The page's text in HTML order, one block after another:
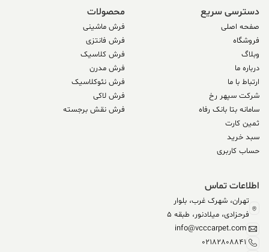
دسترسی سریع
صفحه اصلی
فروشگاه
وبلاگ
درباره ما
ارتباط با ما
شرکت سپهر رخ
سامانه بتا بانک رفاه
ثمین کارت
سبد خرید
حساب کاربری
محصولات
فرش ماشینی
فرش فانتزی
فرش کلاسیک
فرش مدرن
فرش نئوکلاسیک
فرش لاکی
فرش نقش برجسته
اطلاعات تماس
تهران، شهرک غرب، بلوار
فرحزادی، میلادنور، طبقه 5
info@vcccarpet.com
02182808841